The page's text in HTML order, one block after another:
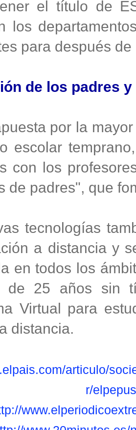
el título de
los
para después
de los padres
por la
escolar
con los
de padres", que
tecnologías
a distancia y
en todos los
de 25 años sin
Virtual para
distancia.
articulo/
r/